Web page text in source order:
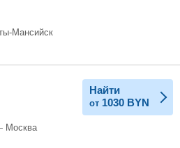
Мансийск
Найти
от 1030 BYN
Москва